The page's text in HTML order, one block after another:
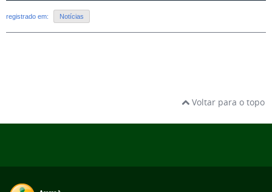
registrado em: Notícias
Voltar para o topo